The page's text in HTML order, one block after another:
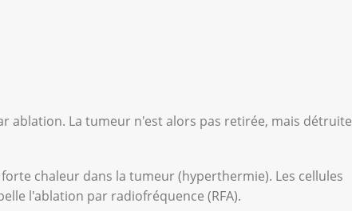
ablation. La tumeur n'est alors pas retirée, mais détruite
chaleur dans la tumeur (hyperthermie). Les cellules
l'ablation par radiofréquence (RFA).